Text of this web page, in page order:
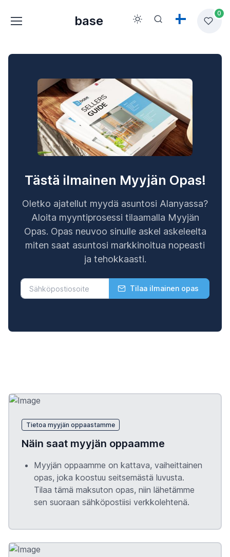
base
0
Tästä ilmainen Myyjän Opas!
Oletko ajatellut myydä asuntosi Alanyassa?
Aloita myyntiprosessi tilaamalla Myyjän
Opas. Opas neuvoo sinulle askel askeleelta
miten saat asuntosi markkinoitua nopeasti
ja tehokkaasti.
Tilaa ilmainen opas
Tietoa myyjän oppaastamme
Näin saat myyjän oppaamme
Myyjän oppaamme on kattava, vaiheittainen
opas, joka koostuu seitsemästä luvusta.
Tilaa tämä maksuton opas, niin lähetämme
sen suoraan sähköpostiisi verkkolehtenä.